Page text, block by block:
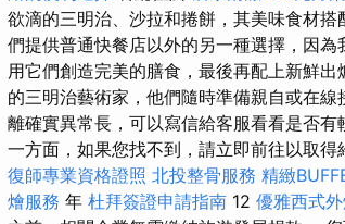
欲滴的三明治、沙拉和捲餅，其美味食材搭
們提供普通快餐店以外的另一種選擇，因
用它們創造完美的膳食，最後再配上新鮮出
的三明治藝術家，他們隨時準備親自或在線
離確實異常長，可以寫信給客服看看是否
一方面，如果您找不到，請立即前往以取得
復師專業資格證照 北投整骨服務 精緻
燴服務 年 杜拜簽證申請指南 12 優雅西式